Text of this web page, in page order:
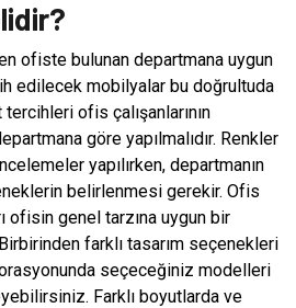
ofiste bulunan departmana uygun
edilecek mobilyalar bu doğrultuda
ofis çalışanlarının
göre yapılmalıdır. Renkler
yapılırken, departmanın
belirlenmesi gerekir. Ofis
ofisin genel tarzına uygun bir
farklı tasarım seçenekleri
seçeceğiniz modelleri
Farklı boyutlarda ve